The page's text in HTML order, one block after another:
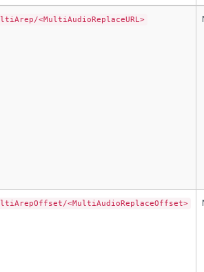
<MultiAudioReplaceURL>
<MultiAudioReplaceOffset>